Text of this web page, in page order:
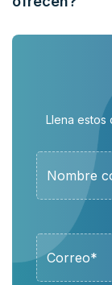
Llena estos